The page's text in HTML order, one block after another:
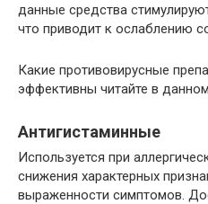
данные средства
что приводит к ослаблению
Какие противовирусные
эффективны читайте в
Антигистаминные
Используется при
снижения характерных
выраженности симптомов.